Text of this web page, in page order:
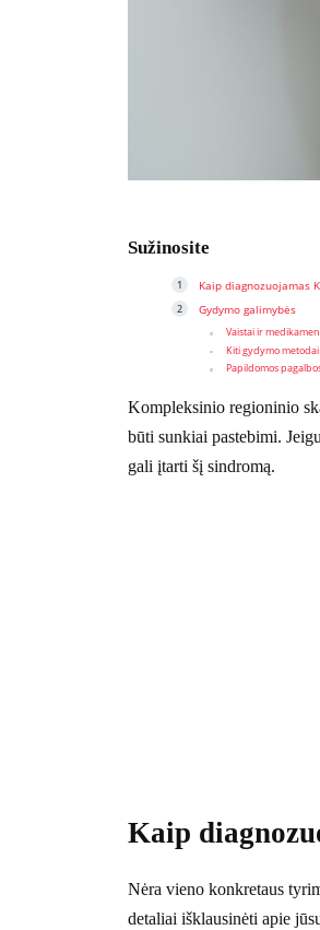
Sužinosite
Kaip diagnozuojamas
Gydymo galimybės
Vaistai ir
Kiti gydymo metodai
Papildomos
Kompleksinio regioninio
būti sunkiai pastebimi.
gali įtarti šį sindromą.
Kaip
Nėra vieno konkretaus
detaliai išklausinėti apie